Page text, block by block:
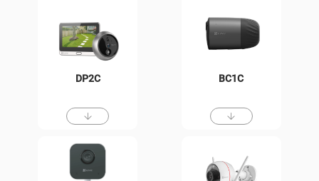
DP2C BC1C